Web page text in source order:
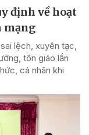
định về hoạt
mạng
lệch, xuyên tạc,
tôn giáo lần
cá nhân khi